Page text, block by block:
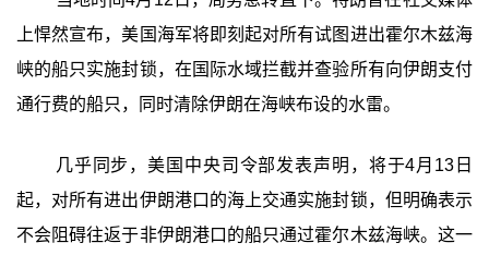
上悍然宣布，美国海军将即刻起对所有试图进出霍尔木兹海
峡的船只实施封锁，在国际水域拦截并查验所有向伊朗支付
通行费的船只，同时清除伊朗在海峡布设的水雷。
几乎同步，美国中央司令部发表声明，将于4月13日
起，对所有进出伊朗港口的海上交通实施封锁，但明确表示
不会阻碍往返于非伊朗港口的船只通过霍尔木兹海峡。这一